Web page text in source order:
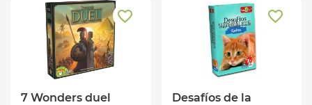
7 Wonders duel
Desafíos de la